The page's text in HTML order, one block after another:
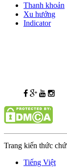
Thanh khoản
Xu hướng
Indicator
Trang kiến thức
Tiếng Việt